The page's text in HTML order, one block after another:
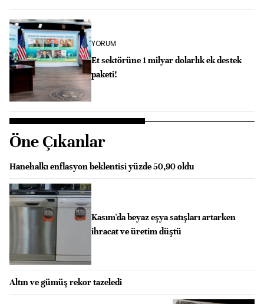
YORUM
Et sektörüne 1 milyar dolarlık ek destek
paketi!
Öne Çıkanlar
Hanehalkı enflasyon beklentisi yüzde 50,90 oldu
Kasım'da beyaz eşya satışları artarken
ihracat ve üretim düştü
Altın ve gümüş rekor tazeledi